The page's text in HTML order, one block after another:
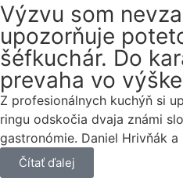
Výzvu som
upozorňuje
šéfkuchár. Do
prevaha vo
Z profesionálnych kuchýň si
ringu odskočia dvaja známi
gastronómie. Daniel Hrivňák a
Čítať ďalej